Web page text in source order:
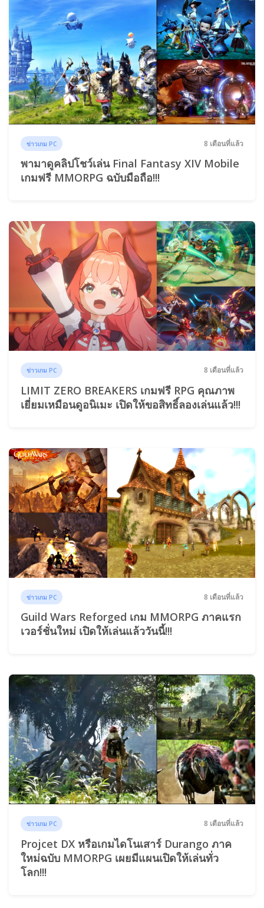
ข่าวเกม PC 8 เดือนที่แล้ว
พามาดูคลิปโชว์เล่น Final Fantasy XIV Mobile
เกมฟรี MMORPG ฉบับมือถือ!!!
ข่าวเกม PC 8 เดือนที่แล้ว
LIMIT ZERO BREAKERS เกมฟรี RPG คุณภาพ
เยี่ยมเหมือนดูอนิเมะ เปิดให้ขอสิทธิ์ลองเล่นแล้ว!!!
ข่าวเกม PC 8 เดือนที่แล้ว
Guild Wars Reforged เกม MMORPG ภาคแรก
เวอร์ชั่นใหม่ เปิดให้เล่นแล้ววันนี้!!!
ข่าวเกม PC 8 เดือนที่แล้ว
Projcet DX หรือเกมไดโนเสาร์ Durango ภาค
ใหม่ฉบับ MMORPG เผยมีแผนเปิดให้เล่นทั่ว
โลก!!!